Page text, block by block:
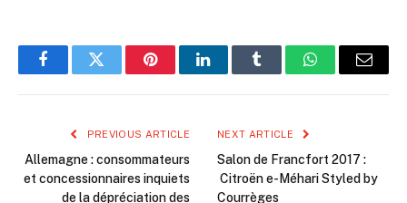
FacebookTwitter PinterestLinkedInTumblr WhatsAppEmail
PREVIOUS ARTICLE
Allemagne : consommateurs
et concessionnaires inquiets
de la dépréciation des
NEXT ARTICLE
Salon de Francfort 2017 :
Citroën e-Méhari Styled by
Courrèges